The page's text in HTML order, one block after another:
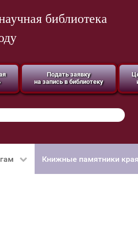
библиотека
Подать заявку
на запись в библиотеку
Книжные памятники края